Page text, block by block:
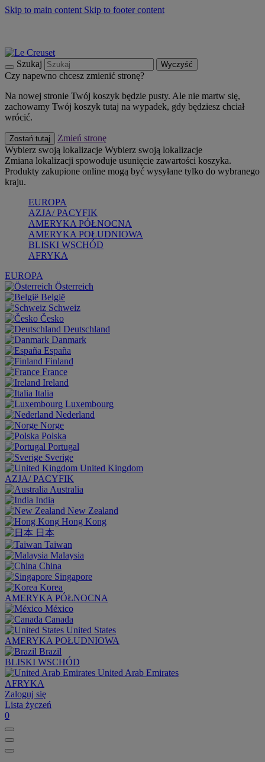
Skip to main content Skip to footer content
Szukaj Wyczyść
Czy napewno chcesz zmienić stronę?
Na nowej stronie Twój koszyk będzie pusty. Ale nie martw się,
zachowamy Twój koszyk tutaj na wypadek, gdy będziesz chciał
wrócić.
Zostań tutaj
Zmień stronę
Wybierz swoją lokalizacje Wybierz swoją lokalizacje
Zmiana lokalizacji spowoduje usunięcie zawartości koszyka.
Produkty zakupione online mogą być wysyłane tylko do wybranego
kraju.
EUROPA
AZJA/ PACYFIK
AMERYKA PÓŁNOCNA
AMERYKA POŁUDNIOWA
BLISKI WSCHÓD
AFRYKA
EUROPA
Österreich
België
Schweiz
Česko
Deutschland
Danmark
España
Finland
France
Ireland
Italia
Luxembourg
Nederland
Norge
Polska
Portugal
Sverige
United Kingdom
AZJA/ PACYFIK
Australia
India
New Zealand
Hong Kong
日本
Taiwan
Malaysia
China
Singapore
Korea
AMERYKA PÓŁNOCNA
México
Canada
United States
AMERYKA POŁUDNIOWA
Brazil
BLISKI WSCHÓD
United Arab Emirates
AFRYKA
Zaloguj się
Lista życzeń
0